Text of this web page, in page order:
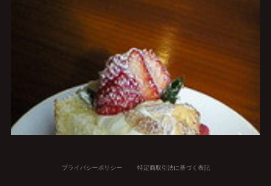
プライバシーポリシー 特定商取引法に基づく表記